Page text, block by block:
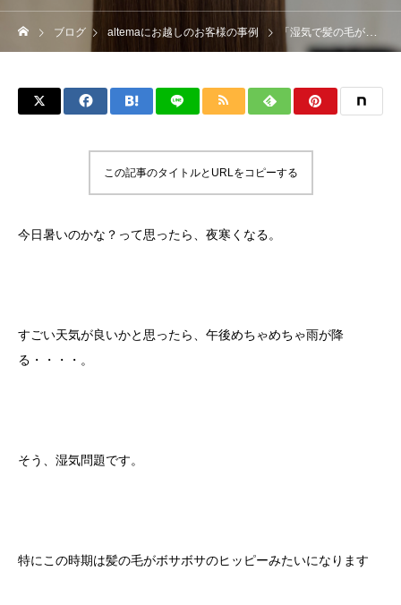
ブログ altemaにお越しのお客様の事例 「湿気で髪の毛がボサボサ。」市販で対策しようとか思ってる？
この記事のタイトルとURLをコピーする
今日暑いのかな？って思ったら、夜寒くなる。
すごい天気が良いかと思ったら、午後めちゃめちゃ雨が降
る・・・・。
そう、湿気問題です。
特にこの時期は髪の毛がボサボサのヒッピーみたいになります